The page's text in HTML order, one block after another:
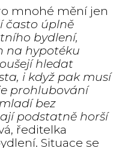
mnohé mění jen
často úplně
bydlení,
na hypotéku
hledat
i když pak musí
prohlubování
bez
podstatně horší
ředitelka
Situace se